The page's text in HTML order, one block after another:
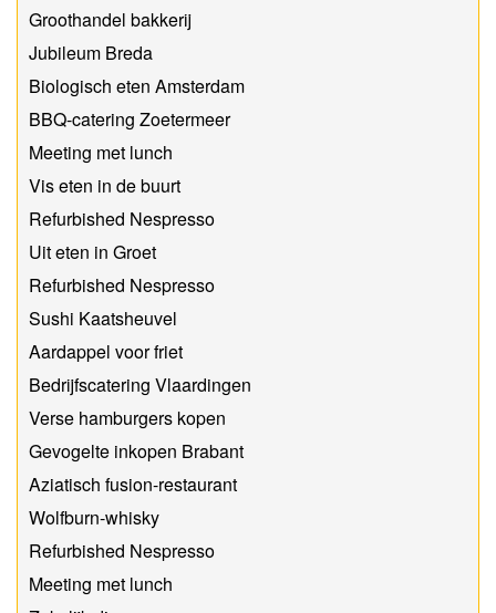
Groothandel bakkerij
Jubileum Breda
Biologisch eten Amsterdam
BBQ-catering Zoetermeer
Meeting met lunch
Vis eten in de buurt
Refurbished Nespresso
Uit eten in Groet
Refurbished Nespresso
Sushi Kaatsheuvel
Aardappel voor friet
Bedrijfscatering Vlaardingen
Verse hamburgers kopen
Gevogelte inkopen Brabant
Aziatisch fusion-restaurant
Wolfburn-whisky
Refurbished Nespresso
Meeting met lunch